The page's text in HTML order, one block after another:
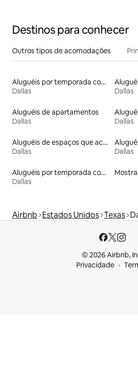
Destinos para conhecer
Outros tipos de acomodações
Aluguéis por temporada com café da manhã
Dallas
Dallas
Aluguéis de apartamentos
Dallas
Dallas
Aluguéis de espaços que aceitam animais de estimação
Dallas
Dallas
Aluguéis por temporada com cama de altura acessível
Dallas
Airbnb Estados Unidos Texas
© 2026 Airbnb,
Privacidade